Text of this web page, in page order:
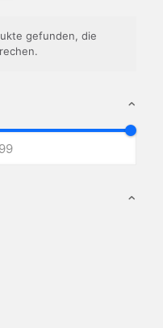
gefunden, die